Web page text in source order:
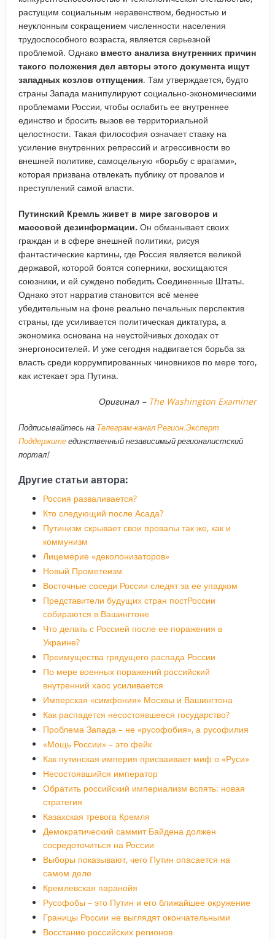
растущим социальным неравенством, бедностью и
неуклонным сокращением численности населения
трудоспособного возраста, является серьезной
проблемой. Однако вместо анализа внутренних причин
такого положения дел авторы этого документа ищут
западных козлов отпущения. Там утверждается, будто
страны Запада манипулируют социально-экономическими
проблемами России, чтобы ослабить ее внутреннее
единство и бросить вызов ее территориальной
целостности. Такая философия означает ставку на
усиление внутренних репрессий и агрессивности во
внешней политике, самоцельную «борьбу с врагами»,
которая призвана отвлекать публику от провалов и
преступлений самой власти.
Путинский Кремль живет в мире заговоров и
массовой дезинформации. Он обманывает своих
граждан и в сфере внешней политики, рисуя
фантастические картины, где Россия является великой
державой, которой боятся соперники, восхищаются
союзники, и ей суждено победить Соединенные Штаты.
Однако этот нарратив становится всё менее
убедительным на фоне реально печальных перспектив
страны, где усиливается политическая диктатура, а
экономика основана на неустойчивых доходах от
энергоносителей. И уже сегодня надвигается борьба за
власть среди коррумпированных чиновников по мере того,
как истекает эра Путина.
Оригинал – The Washington Examiner
Подписывайтесь на Телеграм-канал Регион.Эксперт
Поддержитеединственный независимый регионалистский
портал!
Другие статьи автора:
Россия разваливается?
Кто следующий после Асада?
Путинизм скрывает свои провалы так же, как и
коммунизм
Лицемерие «деколонизаторов»
Новый Прометеизм
Восточные соседи России следят за ее упадком
Представители будущих стран постРоссии
собираются в Вашингтоне
Что делать с Россией после ее поражения в
Украине?
Преимущества грядущего распада России
По мере военных поражений российский
внутренний хаос усиливается
Имперская «симфония» Москвы и Вашингтона
Как распадется несостоявшееся государство?
Проблема Запада – не «русофобия», а русофилия
«Мощь России» – это фейк
Как путинская империя присваивает миф о «Руси»
Несостоявшийся император
Обратить российский империализм вспять: новая
стратегия
Казахская тревога Кремля
Демократический саммит Байдена должен
сосредоточиться на России
Выборы показывают, чего Путин опасается на
самом деле
Кремлевская паранойя
Русофобы – это Путин и его ближайшее окружение
Границы России не выглядят окончательными
Восстание российских регионов